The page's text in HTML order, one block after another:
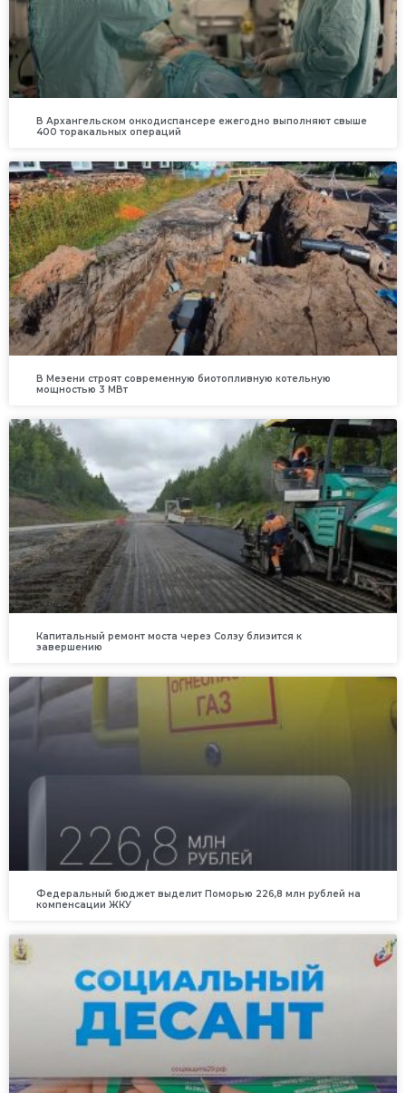
В Архангельском онкодиспансере ежегодно выполняют свыше
400 торакальных операций
В Мезени строят современную биотопливную котельную
мощностью 3 МВт
Капитальный ремонт моста через Солзу близится к
завершению
Федеральный бюджет выделит Поморью 226,8 млн рублей на
компенсации ЖКУ